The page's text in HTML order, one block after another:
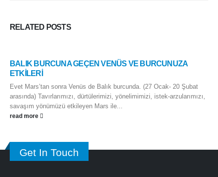
RELATED POSTS
BALIK BURCUNA GEÇEN VENÜS VE BURCUNUZA
ETKİLERİ
Evet Mars’tan sonra Venüs de Balık burcunda. (27 Ocak- 20 Şubat
arasında) Tavırlarımızı, dürtülerimizi, yönelimimizi, istek-arzularımızı,
savaşım yönümüzü etkileyen Mars ile...
read more
Get In Touch